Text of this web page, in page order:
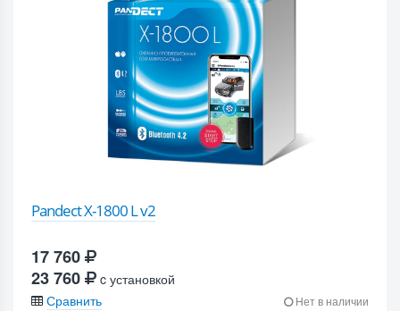
Pandect X-1800 L v2
17 760
23 760
c установкой
Сравнить
Нет в наличии